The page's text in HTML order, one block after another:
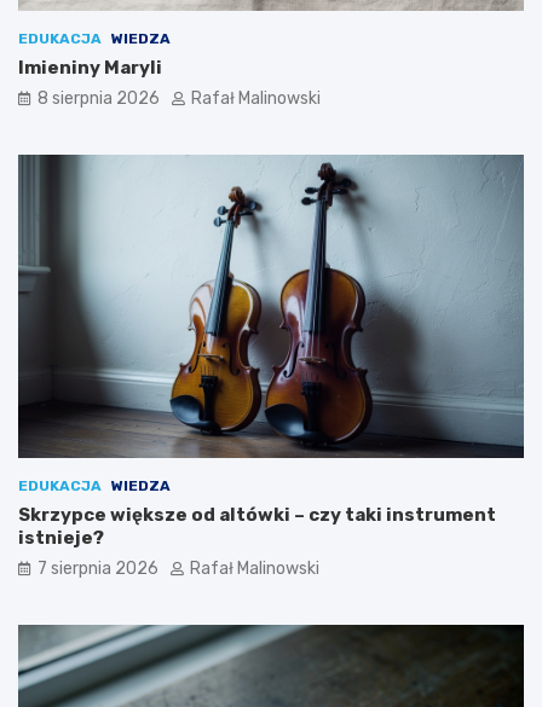
EDUKACJA WIEDZA
Imieniny Maryli
8 sierpnia 2026 Rafał Malinowski
EDUKACJA WIEDZA
Skrzypce większe od altówki – czy taki instrument
istnieje?
7 sierpnia 2026 Rafał Malinowski